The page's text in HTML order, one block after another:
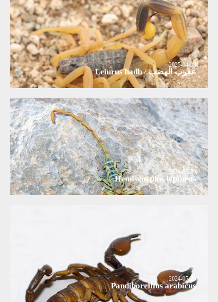
2025-04-08
عقرب الهضب / Leiurus hadb
2024-05-29
Hemiscorpius lepturus
2024-05-29
Pandiborellius arabicus